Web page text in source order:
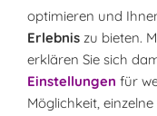
...Twitter
Monatsrätsel
Rätseln & Gewinnen!
optimieren und
Erlebnis zu bieten.
erklären Sie sich
Einstellungen für
Möglichkeit,